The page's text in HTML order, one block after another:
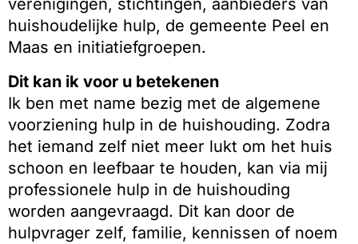
verenigingen, stichtingen, aanbieders van
huishoudelijke hulp, de gemeente Peel en
Maas en initiatiefgroepen.
Dit kan ik voor u betekenen
Ik ben met name bezig met de algemene
voorziening hulp in de huishouding. Zodra
het iemand zelf niet meer lukt om het huis
schoon en leefbaar te houden, kan via mij
professionele hulp in de huishouding
worden aangevraagd. Dit kan door de
hulpvrager zelf, familie, kennissen of noem